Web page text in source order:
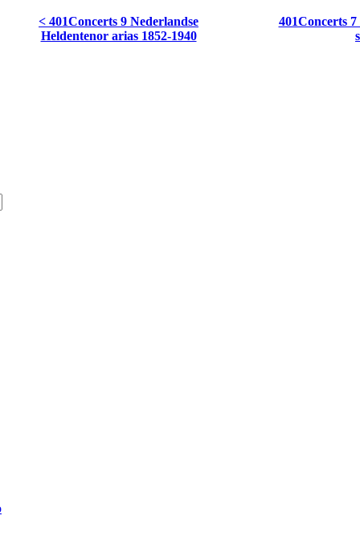
< 401Concerts 9 Nederlandse
Heldentenor arias 1852-1940
401Concerts